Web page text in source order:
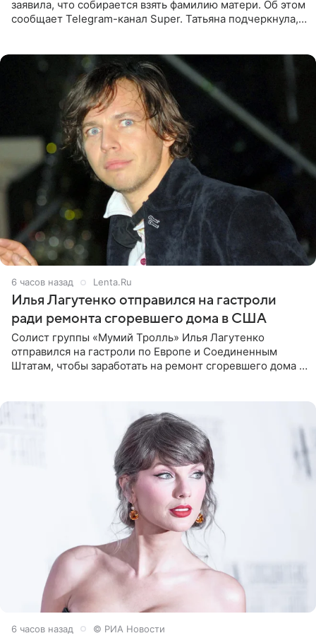
заявила, что собирается взять фамилию матери. Об этом
сообщает Telegram-канал Super. Татьяна подчеркнула,
6 часов назад Lenta.Ru
Илья Лагутенко отправился на гастроли
ради ремонта сгоревшего дома в США
Солист группы «Мумий Тролль» Илья Лагутенко
отправился на гастроли по Европе и Соединенным
Штатам, чтобы заработать на ремонт сгоревшего дома в
6 часов назад © РИА Новости